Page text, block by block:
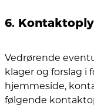
6.
Vedrørende
klager og forslag i
hjemmeside,
følgende